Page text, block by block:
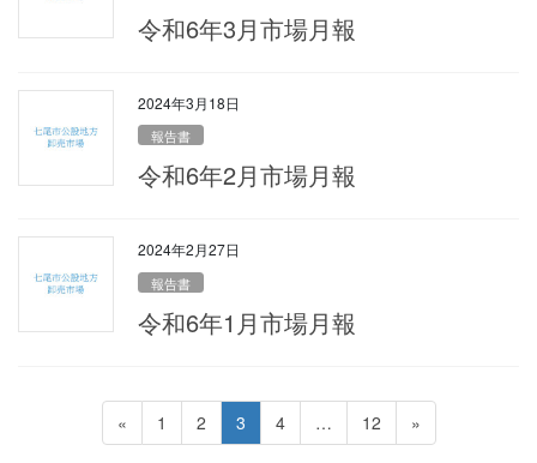
令和6年3月市場月報
2024年3月18日
報告書
令和6年2月市場月報
2024年2月27日
報告書
令和6年1月市場月報
«
ペ
ー
1
ペ
ー
2
ペ
ー
3
ペ
ー
4 …
ペ
ー
12 »